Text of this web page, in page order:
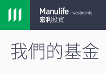
我們的基金